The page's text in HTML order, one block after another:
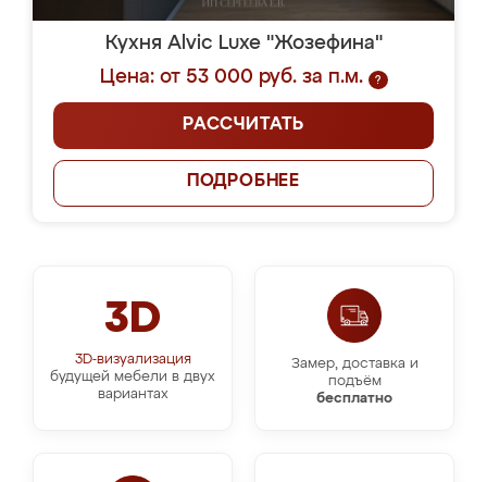
Кухня Alvic Luxe "Жозефина"
Цена: от 53 000 руб. за п.м.
?
РАССЧИТАТЬ
ПОДРОБНЕЕ
3D
3D-визуализация
будущей мебели в двух
вариантах
Замер, доставка и
подъём
бесплатно